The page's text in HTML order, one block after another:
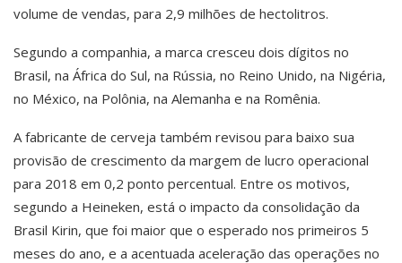
volume de vendas, para 2,9 milhões de hectolitros.
Segundo a companhia, a marca cresceu dois dígitos no
Brasil, na África do Sul, na Rússia, no Reino Unido, na Nigéria,
no México, na Polônia, na Alemanha e na Romênia.
A fabricante de cerveja também revisou para baixo sua
provisão de crescimento da margem de lucro operacional
para 2018 em 0,2 ponto percentual. Entre os motivos,
segundo a Heineken, está o impacto da consolidação da
Brasil Kirin, que foi maior que o esperado nos primeiros 5
meses do ano, e a acentuada aceleração das operações no